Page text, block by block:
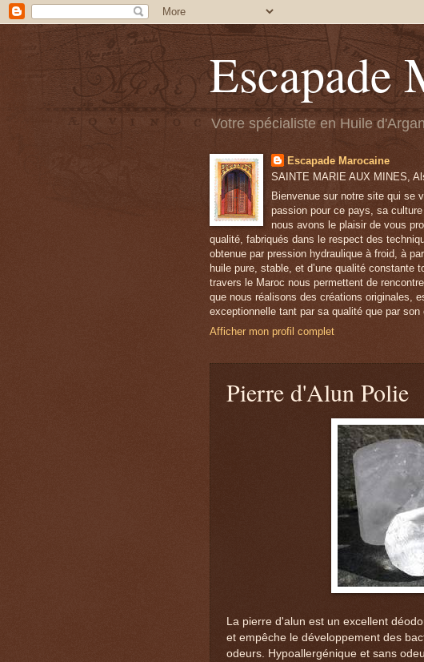
Escapade
Votre spécialiste en Huile
Escapade Marocaine
SAINTE MARIE AUX MINES,
Bienvenue sur notre site qui se
passion pour ce pays, sa
nous avons le plaisir de vous
qualité, fabriqués dans le respect des
obtenue par pression hydraulique à froid, à
huile pure, stable, et d’une qualité constante
travers le Maroc nous permettent de
que nous réalisons des créations originales,
exceptionnelle tant par sa qualité que par son
Afficher mon profil complet
Pierre d'Alun Polie
La pierre d'alun est un excellent
et empêche le développement des
odeurs. Hypoallergénique et sans